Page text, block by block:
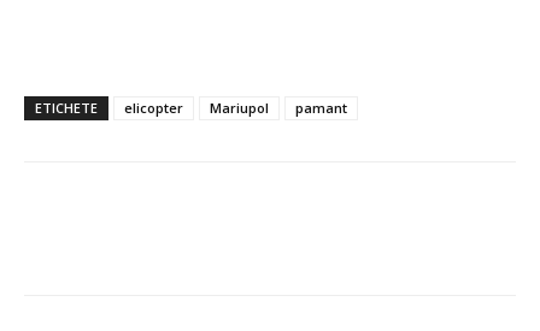
ETICHETE elicopter Mariupol pamant